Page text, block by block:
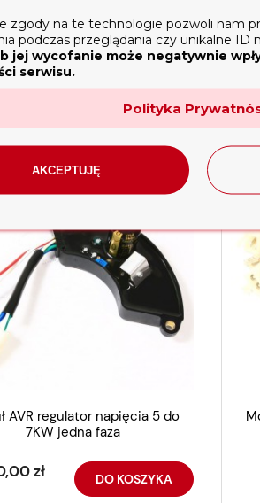
wału 8KM i 9KM (240cm3
270cm3)
zł
AVR regulator napięcia 5 do
7KW jedna faza
zł DO KOSZYKA
zgody na te technologie pozwoli nam
podczas przeglądania czy unikalne ID
jej wycofanie może negatywnie
serwisu.
Polityka
AKCEPTUJĘ